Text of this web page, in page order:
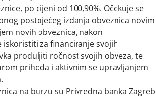
po cijeni od 100,90%. Očekuje se
postojećeg izdanja obveznica novim
novih obveznica, nakon
iskoristiti za financiranje svojih
produljiti ročnost svojih obveza, te
prihoda i aktivnim se upravljanjem
na burzu su Privredna banka Zagreb